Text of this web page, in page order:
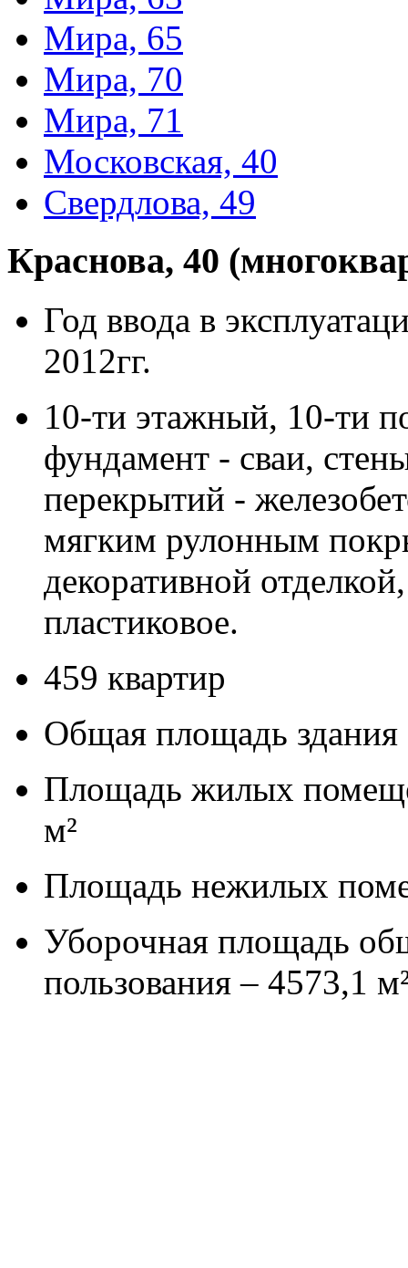
Мира, 65
Мира, 70
Мира, 71
Московская, 40
Свердлова, 49
Краснова, 40
Год ввода в
2012гг.
10-ти этажный, 10-ти
фундамент - сваи,
перекрытий -
мягким рулонным
декоративной
пластиковое.
459 квартир
Общая площадь здания
Площадь жилых
м²
Площадь нежилых
Уборочная площадь
пользования – 4573,1